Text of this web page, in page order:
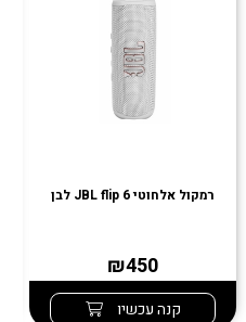
רמקול אלחוטי JBL flip 6 לבן
₪450
קנה עכשיו